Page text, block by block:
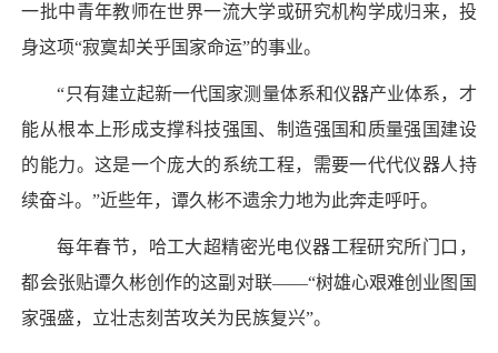
一批中青年教师在世界一流大学或研究机构学成归来，投
身这项“寂寞却关乎国家命运”的事业。
“只有建立起新一代国家测量体系和仪器产业体系，才
能从根本上形成支撑科技强国、制造强国和质量强国建设
的能力。这是一个庞大的系统工程，需要一代代仪器人持
续奋斗。”近些年，谭久彬不遗余力地为此奔走呼吁。
每年春节，哈工大超精密光电仪器工程研究所门口，
都会张贴谭久彬创作的这副对联——“树雄心艰难创业图国
家强盛，立壮志刻苦攻关为民族复兴”。